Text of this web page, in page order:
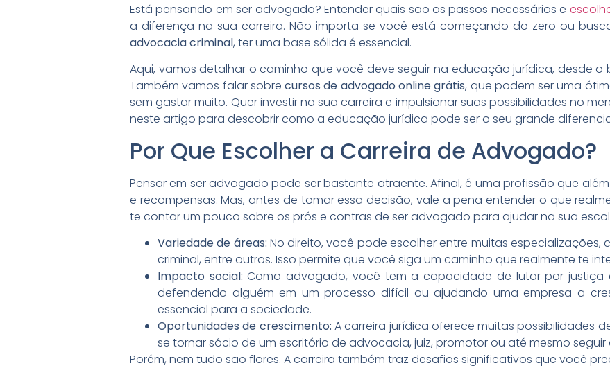
Está pensando em ser advogado? Entender quais são os passos necessários e
a diferença na sua carreira. Não importa se você está começando do zero ou
advocacia criminal, ter uma base sólida é essencial.
Aqui, vamos detalhar o caminho que você deve seguir na educação jurídica, desde
Também vamos falar sobrecursos de advogado online grátis, que podem ser uma
sem gastar muito. Quer investir na sua carreira e impulsionar suas possibilidades no
neste artigo para descobrir como a educação jurídica pode ser o seu grande
Por Que Escolher a Carreira de Advogado?
Pensar em ser advogado pode ser bastante atraente. Afinal, é uma profissão que
e recompensas. Mas, antes de tomar essa decisão, vale a pena entender o que
te contar um pouco sobre os prós e contras de ser advogado para ajudar na sua
Variedade de áreas: No direito, você pode escolher entre muitas especializações,
criminal, entre outros. Isso permite que você siga um caminho que realmente te
Impacto social: Como advogado, você tem a capacidade de lutar por justiça
defendendo alguém em um processo difícil ou ajudando uma empresa a
essencial para a sociedade.
Oportunidades de crescimento: A carreira jurídica oferece muitas possibilidades
se tornar sócio de um escritório de advocacia, juiz, promotor ou até mesmo seguir
Porém, nem tudo são flores. A carreira também traz desafios significativos que você